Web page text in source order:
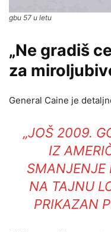
gbu 57 u letu
„Ne gradiš
za
General Caine je
„JOŠ 2009.
IZ
SMANJENJE
NA TAJNU
PRIKAZAN